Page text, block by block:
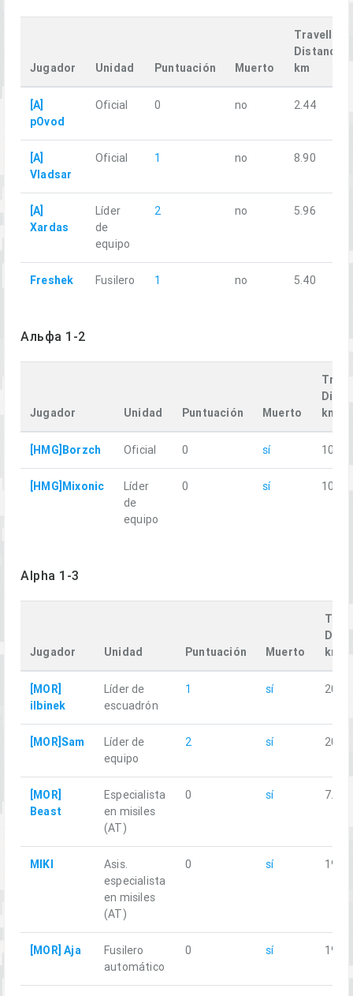
Jugador Unidad Puntuación Muerto
Travelled
Distance,
km
[A]
pOvod
Oficial 0 no 2.44
[A]
Vladsar
Oficial 1 no 8.90
[A]
Xardas
Líder
de
equipo
2 no 5.96
Freshek Fusilero 1 no 5.40
Альфа 1-2
Jugador Unidad Puntuación Muerto
km
[HMG]Borzch Oficial 0 sí 10.54
[HMG]Mixonic
Líder
de
equipo
0 sí 10.43
Alpha 1-3
Jugador Unidad Puntuación Muerto
km
[MOR]
ilbinek
Líder de
escuadrón
1 sí 20.15
[MOR]Sam
Líder de
equipo
2 sí 20.23
[MOR]
Beast
Especialista
en misiles
(AT)
0 sí 7.80
MIKI
Asis.
especialista
en misiles
(AT)
0 sí 19.24
[MOR] Aja
Fusilero
automático
0 sí 19.61